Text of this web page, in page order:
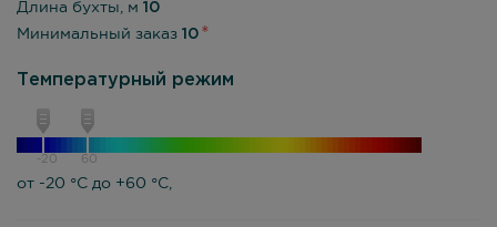
Длина бухты, м 10
Минимальный заказ 10
Температурный режим
-20 60
от -20 °С до +60 °С,